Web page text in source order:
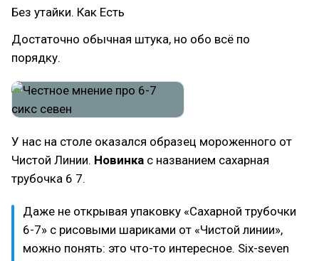
Без утайки. Как Есть
Достаточно обычная штука, но обо всё по
порядку.
У нас на столе оказался образец мороженного от
Чистой Линии. Новинка с названием сахарная
трубочка 6 7.
Даже не открывая упаковку «Сахарной трубочки
6-7» с рисовыми шариками от «Чистой линии»,
можно понять: это что-то интересное. Six-seven